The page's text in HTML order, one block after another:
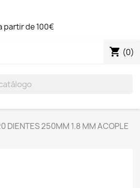
partir de 100€
shopping_cart (0)
DIENTES 250MM 1.8 MM ACOPLE